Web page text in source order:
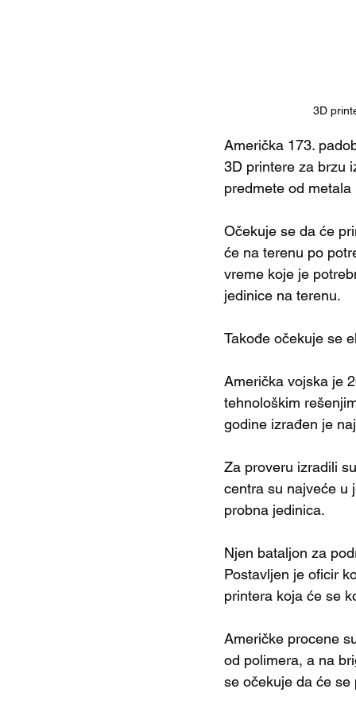
3D
Američka 173.
3D printere za brzu
predmete od metala
Očekuje se da će
će na terenu po
vreme koje je
jedinice na terenu.
Takođe očekuje se
Američka vojska je
tehnološkim
godine izrađen je
Za proveru izradili
centra su najveće u
probna jedinica.
Njen bataljon za
Postavljen je oficir
printera koja će se
Američke procene
od polimera, a na
se očekuje da će se